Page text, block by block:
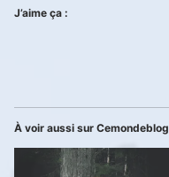
J’aime ça :
À voir aussi sur Cemondeblog